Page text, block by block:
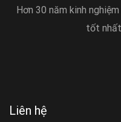
Hơn 30 năm kinh
tốt
Liên hệ